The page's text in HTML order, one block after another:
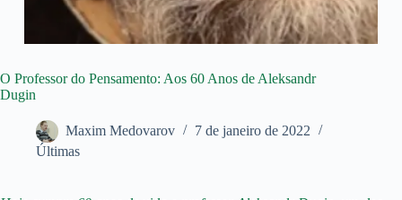
O Professor do Pensamento: Aos 60 Anos de Aleksandr
Dugin
Maxim Medovarov
7 de janeiro de 2022
Últimas